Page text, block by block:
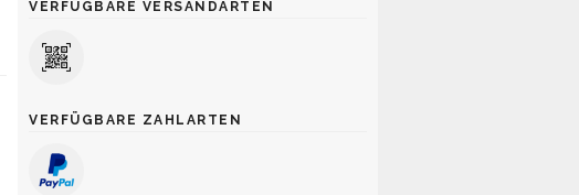
VERFÜGBARE VERSANDARTEN
VERFÜGBARE ZAHLARTEN